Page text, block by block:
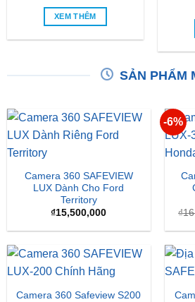
XEM THÊM
SẢN PHẨM
Camera 360 SAFEVIEW
LUX Dành Cho Ford
Territory
₫15,500,000
-6%
₫
Camera 360 Safeview S200